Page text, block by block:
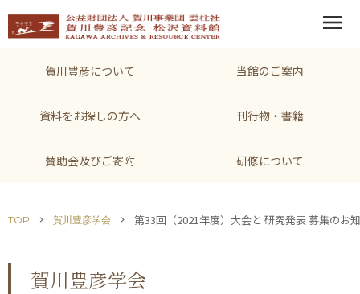
menu
賀川豊彦について 当館のご案内
資料をお探しの方へ 刊行物・書籍
賛助会及びご寄附 研修について
TOP chevron_right 賀川豊彦学会 chevron_right 第33回（2021年度）大会と 研究発表 募集のお
賀川豊彦学会